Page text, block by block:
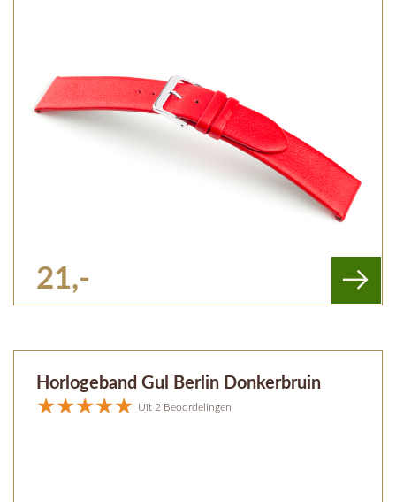
21,-
Horlogeband Gul Berlin Donkerbruin
Uit 2 Beoordelingen